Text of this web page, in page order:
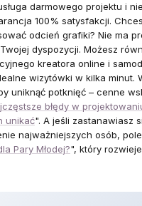
darmowego projektu i
100% satysfakcji.
odcień grafiki? Nie ma
dyspozycji. Możesz
kreatora online i
wizytówki w kilka minut.
uniknąć potknięć – cenne
błędy w
unikać". A jeśli zastanawiasz
najważniejszych osób,
Pary Młodej?", który